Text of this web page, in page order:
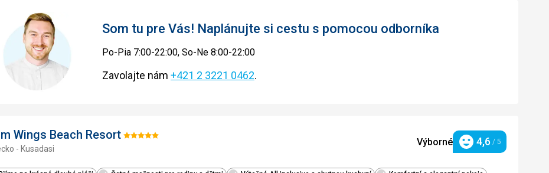
Som tu pre Vás! Naplánujte si cestu s pomocou odborníka
Po-Pia 7:00-22:00, So-Ne 8:00-22:00
Zavolajte nám +421 2 3221 0462.
Wings Beach Resort Hodnotenie:
- Kusadasi
Výborné Hodnotenie
4,6 / 5